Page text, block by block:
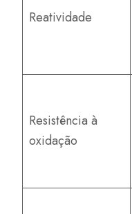
Reatividade
Resistência à
oxidação